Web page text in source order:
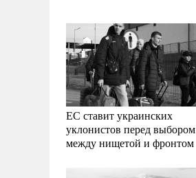
ЕС ставит украинских
уклонистов перед выбором
между нищетой и фронтом